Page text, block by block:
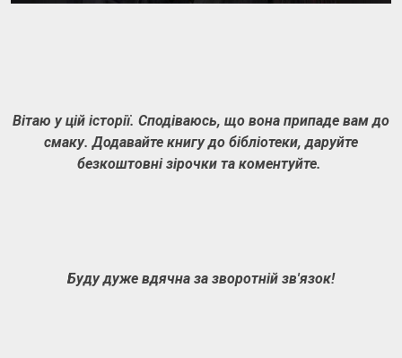
Вітаю у цій історії. Сподіваюсь, що вона припаде вам до
смаку. Додавайте книгу до бібліотеки, даруйте
безкоштовні зірочки та коментуйте.
Буду дуже вдячна за зворотній зв'язок!